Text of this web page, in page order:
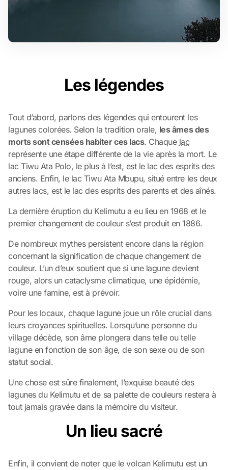
Les légendes
Tout d’abord, parlons des légendes qui entourent les
lagunes colorées. Selon la tradition orale, les âmes des
morts sont censées habiter ces lacs. Chaque lac
représente une étape différente de la vie après la mort. Le
lac Tiwu Ata Polo, le plus à l’est, est le lac des esprits des
anciens. Enfin, le lac Tiwu Ata Mbupu, situé entre les deux
autres lacs, est le lac des esprits des parents et des aînés.
La dernière éruption du Kelimutu a eu lieu en 1968 et le
premier changement de couleur s’est produit en 1886.
De nombreux mythes persistent encore dans la région
concernant la signification de chaque changement de
couleur. L’un d’eux soutient que si une lagune devient
rouge, alors un cataclysme climatique, une épidémie,
voire une famine, est à prévoir.
Pour les locaux, chaque lagune joue un rôle crucial dans
leurs croyances spirituelles. Lorsqu’une personne du
village décède, son âme plongera dans telle ou telle
lagune en fonction de son âge, de son sexe ou de son
statut social.
Une chose est sûre finalement, l’exquise beauté des
lagunes du Kelimutu et de sa palette de couleurs restera à
tout jamais gravée dans la mémoire du visiteur.
Un lieu sacré
Enfin, il convient de noter que le volcan Kelimutu est un